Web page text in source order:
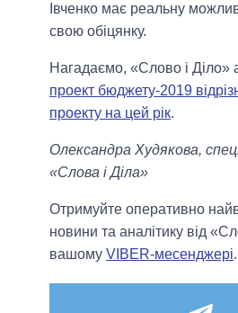
Івченко має реальну
свою обіцянку.
Нагадаємо, «Слово і Діло»
проект бюджету-2019
проекту на цей рік.
Олександра Худякова,
«Слова і Діла»
Отримуйте оперативно
новини та аналітику від
вашому VIBER-месенджері.